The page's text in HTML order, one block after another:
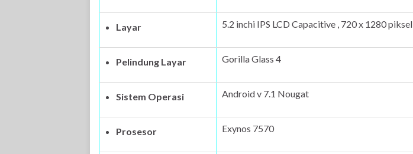
Layar 5.2 inchi IPS LCD Capacitive , 720 x 1280 piksel
Pelindung Layar Gorilla Glass 4
Sistem Operasi Android v 7.1 Nougat
Prosesor Exynos 7570